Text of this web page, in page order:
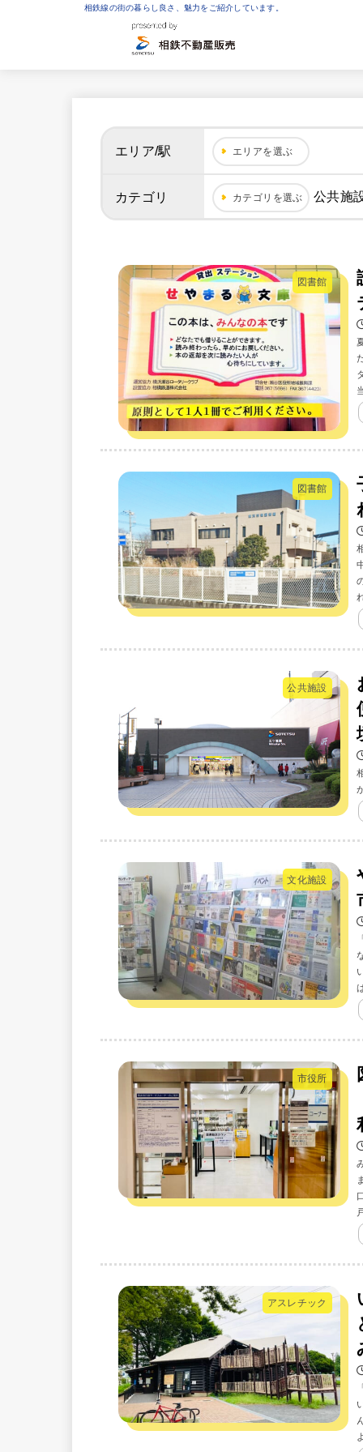
相鉄線の街の暮らし良さ、魅力をご紹介しています。
エリア/駅 エリアを選ぶ
カテゴリ カテゴリを選ぶ 公共施
図書館
図書館
公共施設
文化施設
市役所
アスレチック